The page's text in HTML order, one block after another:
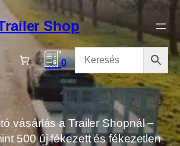
Shop
0
vásárlás a Trailer Shopnál –
500 új fékezett és fékezetlen